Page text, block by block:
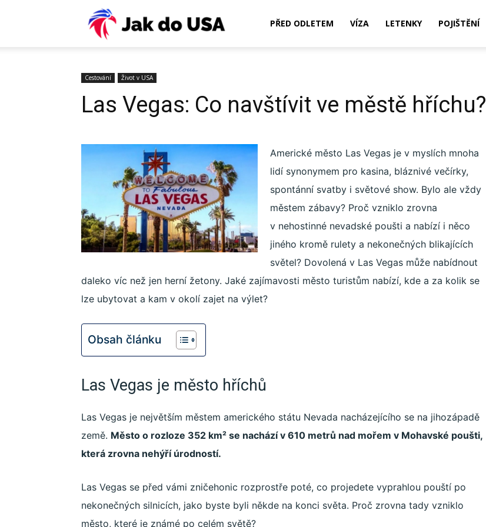
letenky,
pojištění,
Work
PŘED ODLETEM VÍZA LETENKY POJIŠTĚNÍ
Cestování Život v USA
Las Vegas: Co navštívit ve městě hříchu?
Americké město Las Vegas je v myslích mnoha
lidí synonymem pro kasina, bláznivé večírky,
spontánní svatby i světové show. Bylo ale vždy
městem zábavy? Proč vzniklo zrovna
v nehostinné nevadské poušti a nabízí i něco
jiného kromě rulety a nekonečných blikajících
světel? Dovolená v Las Vegas může nabídnout
daleko víc než jen herní žetony. Jaké zajímavosti město turistům nabízí, kde a za kolik se
lze ubytovat a kam v okolí zajet na výlet?
Obsah článku
Las Vegas je město hříchů
Las Vegas je největším městem amerického státu Nevada nacházejícího se na jihozápadě
země. Město o rozloze 352 km² se nachází v 610 metrů nad mořem v Mohavské poušti,
která zrovna nehýří úrodností.
Las Vegas se před vámi zničehonic rozprostře poté, co projedete vyprahlou pouští po
nekonečných silnicích, jako byste byli někde na konci světa. Proč zrovna tady vzniklo
město, které je známé po celém světě?